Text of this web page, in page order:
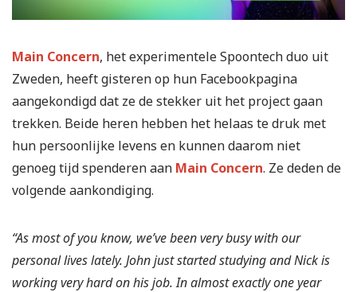
Main Concern, het experimentele Spoontech duo uit
Zweden, heeft gisteren op hun Facebookpagina
aangekondigd dat ze de stekker uit het project gaan
trekken. Beide heren hebben het helaas te druk met
hun persoonlijke levens en kunnen daarom niet
genoeg tijd spenderen aan Main Concern. Ze deden de
volgende aankondiging.
“As most of you know, we’ve been very busy with our
personal lives lately. John just started studying and Nick is
working very hard on his job. In almost exactly one year